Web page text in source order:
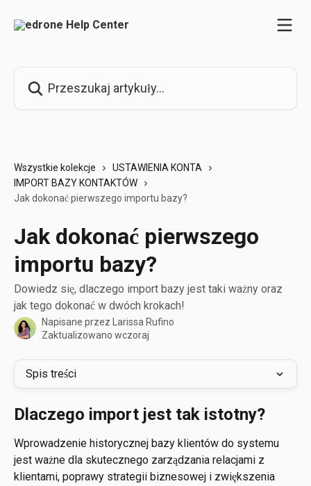
Wszystkie kolekcje
USTAWIENIA KONTA
IMPORT BAZY KONTAKTÓW
Jak dokonać pierwszego importu bazy?
Jak dokonać pierwszego
importu bazy?
Dowiedz się, dlaczego import bazy jest taki ważny oraz
jak tego dokonać w dwóch krokach!
Napisane przez
Larissa Rufino
Zaktualizowano wczoraj
Spis treści
Dlaczego import jest tak istotny?
Wprowadzenie historycznej bazy klientów do systemu
jest ważne dla skutecznego zarządzania relacjami z
klientami, poprawy strategii biznesowej i zwiększenia